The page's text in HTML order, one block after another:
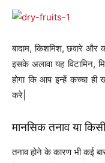
बादाम, किशमिश, छवारे
इसके अलावा यह विटामिन,
होगा कि आप इन्‍हें कच्‍चा
करे|
मानसिक तनाव या
तनाव होने के कारण भी कई